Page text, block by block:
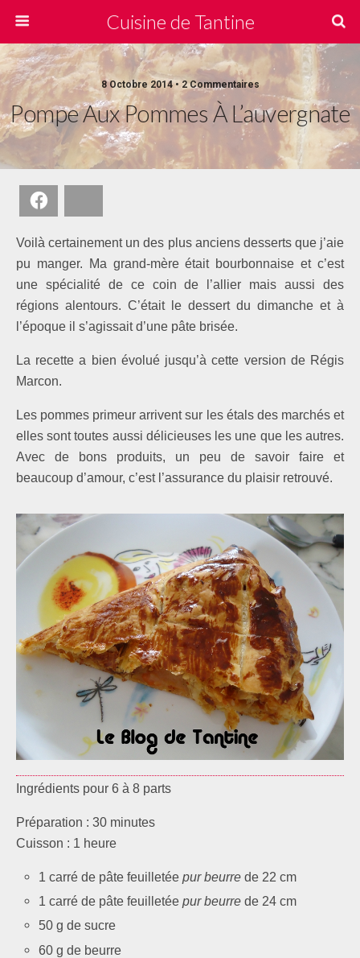
Cuisine de Tantine
8 Octobre 2014 • 2 Commentaires
Pompe Aux Pommes À L’auvergnate
Voilà certainement un des plus anciens desserts que j’aie
pu manger. Ma grand-mère était bourbonnaise et c’est
une spécialité de ce coin de l’allier mais aussi des
régions alentours. C’était le dessert du dimanche et à
l’époque il s’agissait d’une pâte brisée.
La recette a bien évolué jusqu’à cette version de Régis
Marcon.
Les pommes primeur arrivent sur les étals des marchés et
elles sont toutes aussi délicieuses les une que les autres.
Avec de bons produits, un peu de savoir faire et
beaucoup d’amour, c’est l’assurance du plaisir retrouvé.
Ingrédients pour 6 à 8 parts
Préparation : 30 minutes
Cuisson : 1 heure
1 carré de pâte feuilletéepur beurre de 22 cm
1 carré de pâte feuilletéepur beurre de 24 cm
50 g de sucre
60 g de beurre